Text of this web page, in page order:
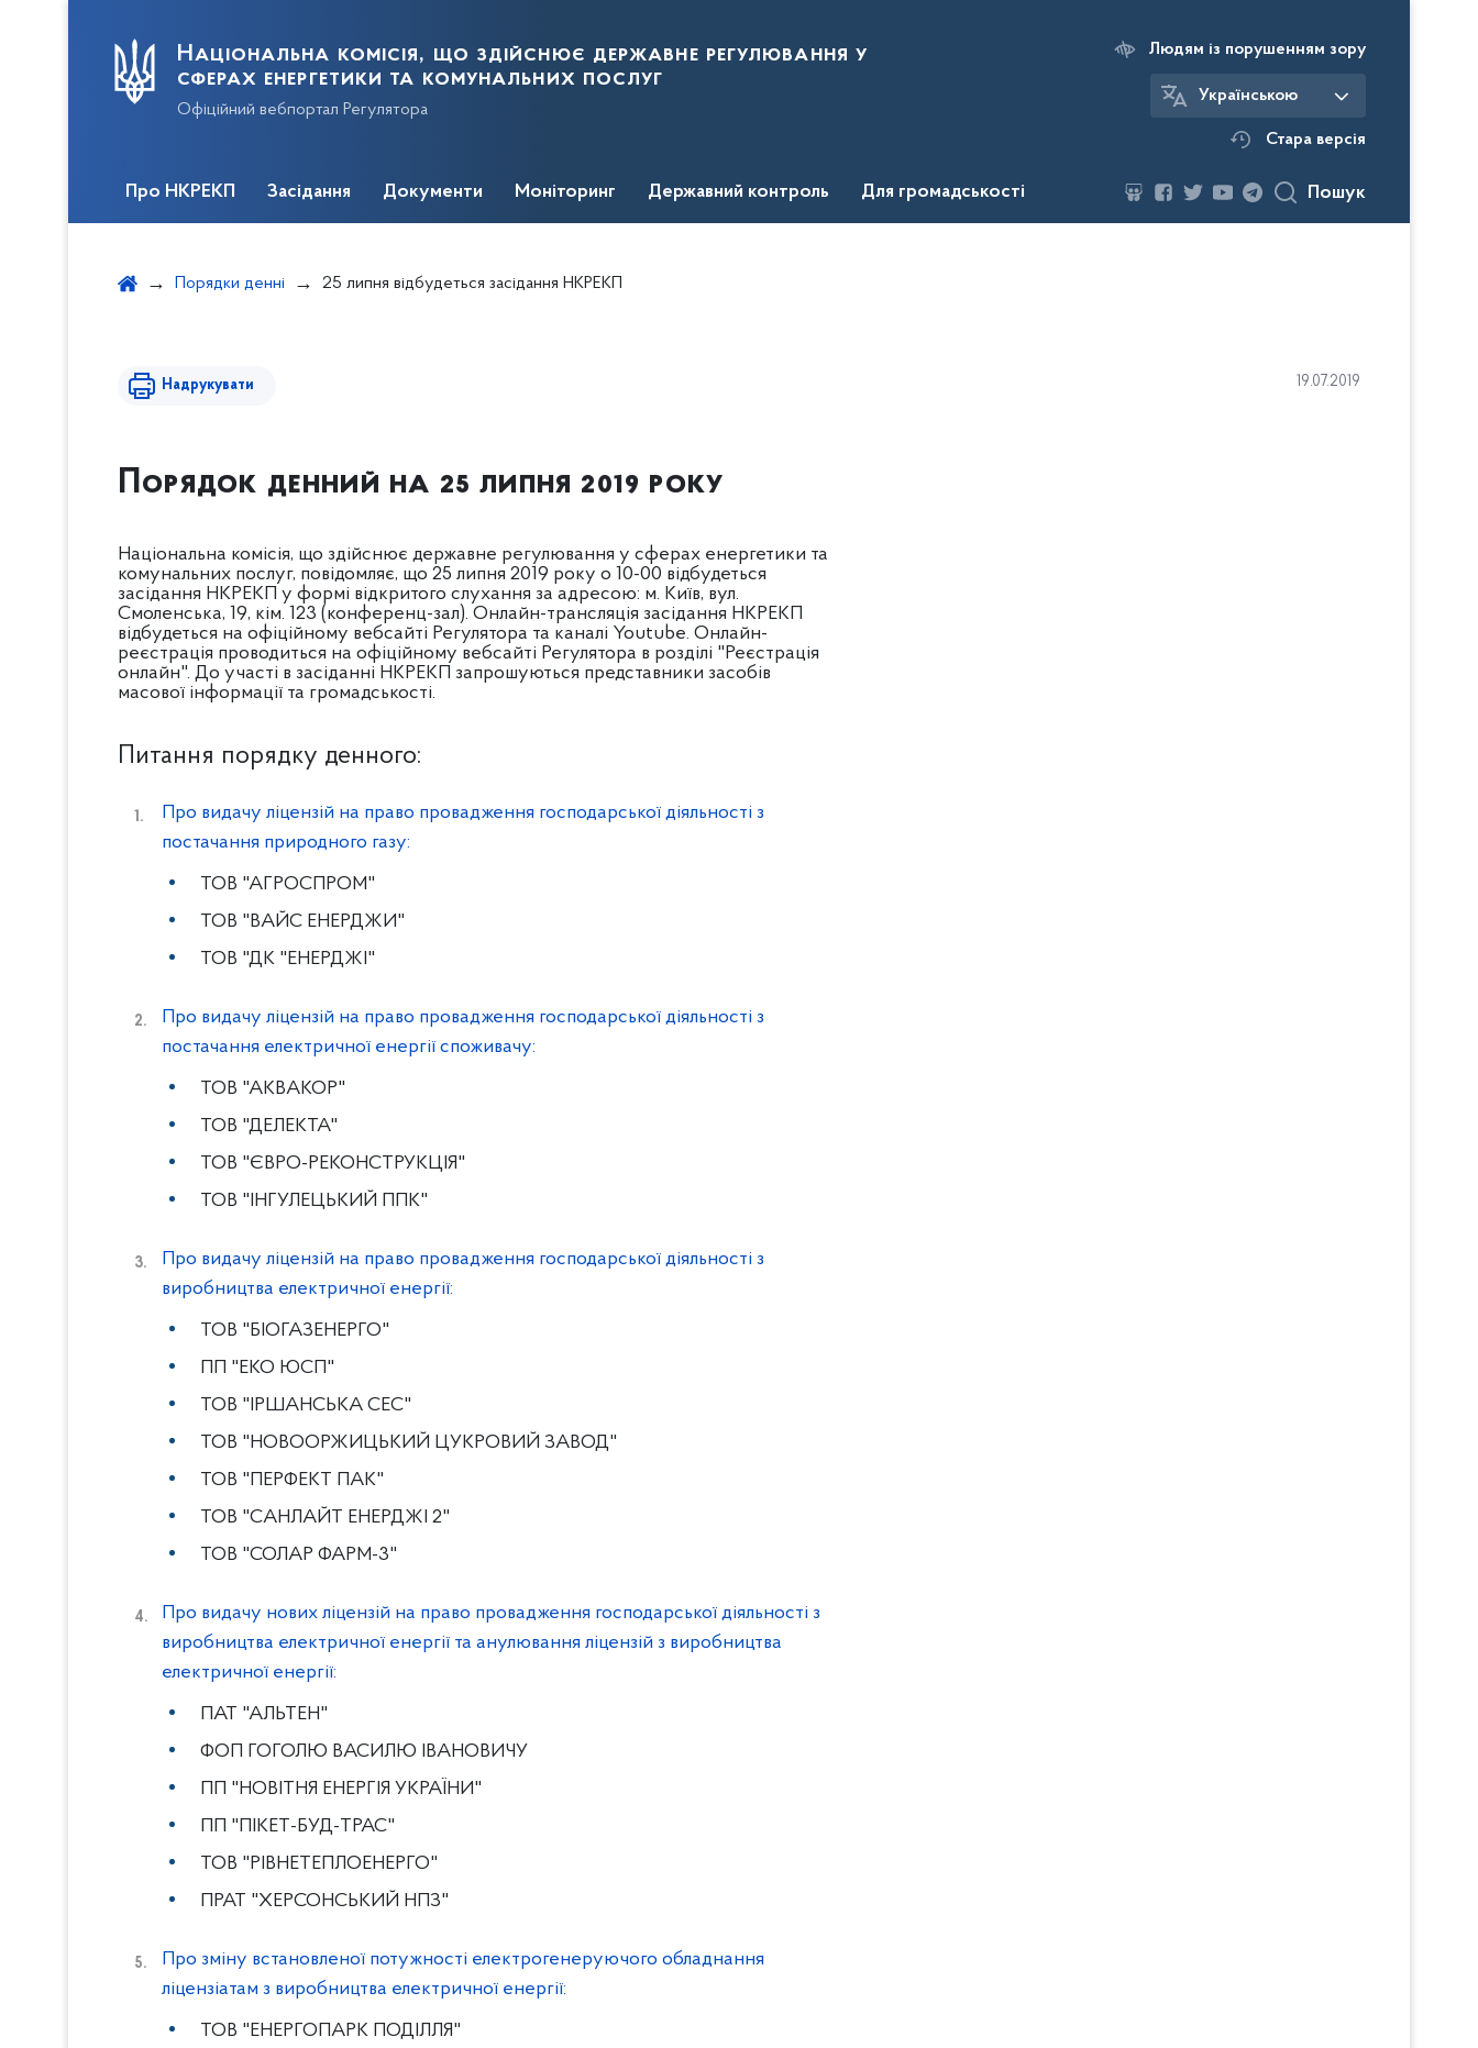
Національна комісія, що здійснює державне регулювання у
сферах енергетики та комунальних послуг
Офіційний вебпортал Регулятора
Людям із порушенням зору
Українською
Стара версія
Про НКРЕКП Засідання Документи Моніторинг Державний контроль Для громадськості Пошук
Порядки денні 25 липня відбудеться засідання НКРЕКП
Надрукувати 19.07.2019
Порядок денний на 25 липня 2019 року
Національна комісія, що здійснює державне регулювання у сферах енергетики та
комунальних послуг, повідомляє, що 25 липня 2019 року о 10-00 відбудеться
засідання НКРЕКП у формі відкритого слухання за адресою: м. Київ, вул.
Смоленська, 19, кім. 123 (конференц-зал). Онлайн-трансляція засідання НКРЕКП
відбудеться на офіційному вебсайті Регулятора та каналі Youtube. Онлайн-
реєстрація проводиться на офіційному вебсайті Регулятора в розділі "Реєстрація
онлайн". До участі в засіданні НКРЕКП запрошуються представники засобів
масової інформації та громадськості.
Питання порядку денного:
Про видачу ліцензій на право провадження господарської діяльності з
постачання природного газу:
ТОВ "АГРОСПРОМ"
ТОВ "ВАЙС ЕНЕРДЖИ"
ТОВ "ДК "ЕНЕРДЖІ"
Про видачу ліцензій на право провадження господарської діяльності з
постачання електричної енергії споживачу:
ТОВ "АКВАКОР"
ТОВ "ДЕЛЕКТА"
ТОВ "ЄВРО-РЕКОНСТРУКЦІЯ"
ТОВ "ІНГУЛЕЦЬКИЙ ППК"
Про видачу ліцензій на право провадження господарської діяльності з
виробництва електричної енергії:
ТОВ "БІОГАЗЕНЕРГО"
ПП "ЕКО ЮСП"
ТОВ "ІРШАНСЬКА СЕС"
ТОВ "НОВООРЖИЦЬКИЙ ЦУКРОВИЙ ЗАВОД"
ТОВ "ПЕРФЕКТ ПАК"
ТОВ "САНЛАЙТ ЕНЕРДЖІ 2"
ТОВ "СОЛАР ФАРМ-3"
Про видачу нових ліцензій на право провадження господарської діяльності з
виробництва електричної енергії та анулювання ліцензій з виробництва
електричної енергії:
ПАТ "АЛЬТЕН"
ФОП ГОГОЛЮ ВАСИЛЮ ІВАНОВИЧУ
ПП "НОВІТНЯ ЕНЕРГІЯ УКРАЇНИ"
ПП "ПІКЕТ-БУД-ТРАС"
ТОВ "РІВНЕТЕПЛОЕНЕРГО"
ПРАТ "ХЕРСОНСЬКИЙ НПЗ"
Про зміну встановленої потужності електрогенеруючого обладнання
ліцензіатам з виробництва електричної енергії:
ТОВ "ЕНЕРГОПАРК ПОДІЛЛЯ"